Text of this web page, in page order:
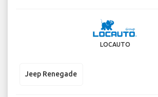
LOCAUTO
Jeep Renegade